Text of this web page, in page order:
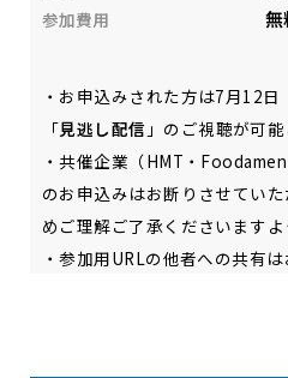
参加費用 無
・お申込みされた方は7月12
「見逃し配信 」のご視聴が可能
・共催企業（HMT・
のお申込みはお断りさせてい
めご理解ご了承くださいますよ
・参加用URLの他者への共有は